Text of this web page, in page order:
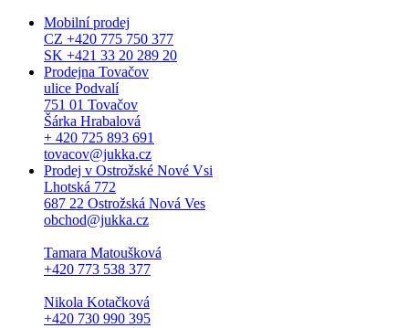
Mobilní prodej
CZ +420 775 750 377
SK +421 33 20 289 20
Prodejna Tovačov
ulice Podvalí
751 01 Tovačov
Šárka Hrabalová
+ 420 725 893 691
tovacov@jukka.cz
Prodej v Ostrožské Nové Vsi
Lhotská 772
687 22 Ostrožská Nová Ves
obchod@jukka.cz
Tamara Matoušková
+420 773 538 377
Nikola Kotačková
+420 730 990 395